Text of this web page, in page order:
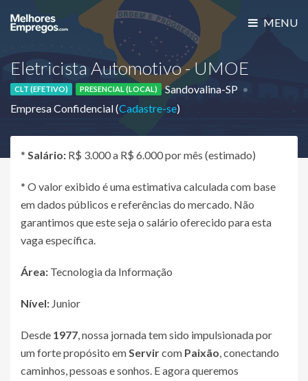
MENU
Eletricista Automotivo - UMOE
CLT (EFETIVO) PRESENCIAL (LOCAL)
Sandovalina-SP
Empresa Confidencial (Cadastre-se)
* Salário: R$ 3.000 a R$ 6.000 por mês (estimado)
* O valor exibido é uma estimativa calculada com base
em dados públicos e referências do mercado. Não
garantimos que este seja o salário oferecido para esta
vaga específica.
Área: Tecnologia da Informação
Nível: Junior
Desde 1977, nossa jornada tem sido impulsionada por
um forte propósito emServircom Paixão, conectando
caminhos, pessoas e sonhos. E agora queremos